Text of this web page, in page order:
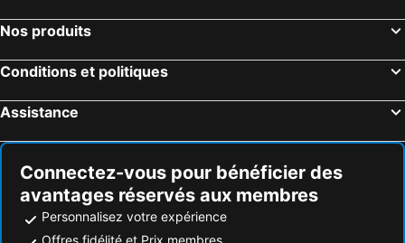
Nos produits
Conditions et politiques
Assistance
Connectez-vous pour bénéficier des
avantages réservés aux membres
Personnalisez votre expérience
Offres fidélité et Prix membres